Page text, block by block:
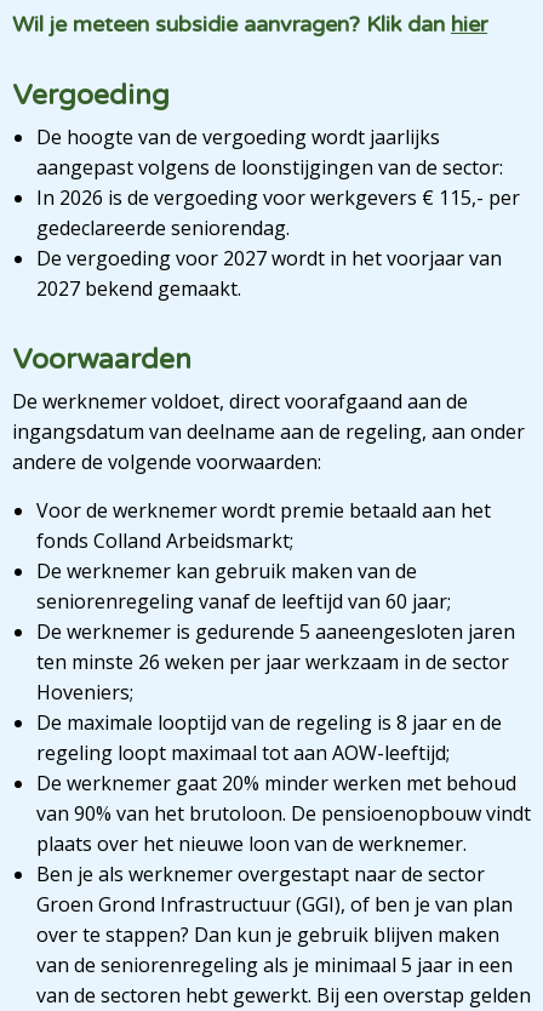
Wil je meteen subsidie aanvragen? Klik dan hier
Vergoeding
De hoogte van de vergoeding wordt jaarlijks
aangepast volgens de loonstijgingen van de sector:
In 2026 is de vergoeding voor werkgevers € 115,- per
gedeclareerde seniorendag.
De vergoeding voor 2027 wordt in het voorjaar van
2027 bekend gemaakt.
Voorwaarden
De werknemer voldoet, direct voorafgaand aan de
ingangsdatum van deelname aan de regeling, aan onder
andere de volgende voorwaarden:
Voor de werknemer wordt premie betaald aan het
fonds Colland Arbeidsmarkt;
De werknemer kan gebruik maken van de
seniorenregeling vanaf de leeftijd van 60 jaar;
De werknemer is gedurende 5 aaneengesloten jaren
ten minste 26 weken per jaar werkzaam in de sector
Hoveniers;
De maximale looptijd van de regeling is 8 jaar en de
regeling loopt maximaal tot aan AOW-leeftijd;
De werknemer gaat 20% minder werken met behoud
van 90% van het brutoloon. De pensioenopbouw vindt
plaats over het nieuwe loon van de werknemer.
Ben je als werknemer overgestapt naar de sector
Groen Grond Infrastructuur (GGI), of ben je van plan
over te stappen? Dan kun je gebruik blijven maken
van de seniorenregeling als je minimaal 5 jaar in een
van de sectoren hebt gewerkt. Bij een overstap gelden